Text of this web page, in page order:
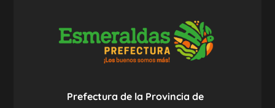
Prefectura de la Provincia de